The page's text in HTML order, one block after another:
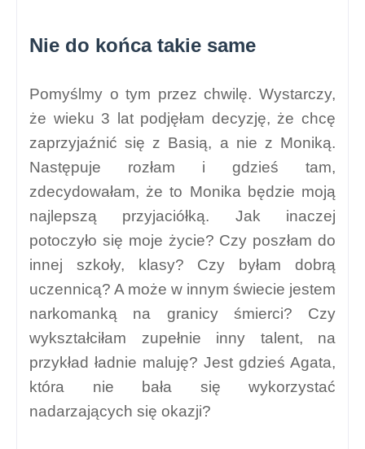
Nie do końca takie same
Pomyślmy o tym przez chwilę. Wystarczy,
że wieku 3 lat podjęłam decyzję, że chcę
zaprzyjaźnić się z Basią, a nie z Moniką.
Następuje rozłam i gdzieś tam,
zdecydowałam, że to Monika będzie moją
najlepszą przyjaciółką. Jak inaczej
potoczyło się moje życie? Czy poszłam do
innej szkoły, klasy? Czy byłam dobrą
uczennicą? A może w innym świecie jestem
narkomanką na granicy śmierci? Czy
wykształciłam zupełnie inny talent, na
przykład ładnie maluję? Jest gdzieś Agata,
która nie bała się wykorzystać
nadarzających się okazji?